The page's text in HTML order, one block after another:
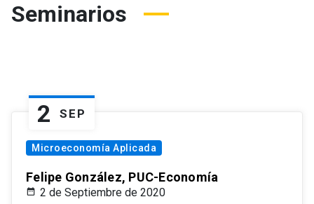
Seminarios
2 SEP
Microeconomía Aplicada
Felipe González, PUC-Economía
2 de Septiembre de 2020